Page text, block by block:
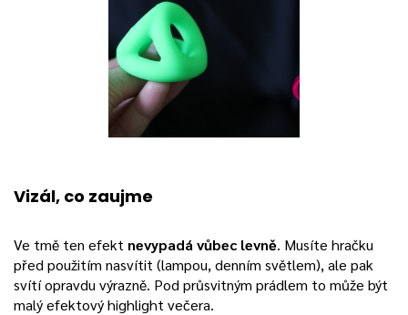
Vizál, co zaujme
Ve tmě ten efekt nevypadá vůbec levně. Musíte hračku
před použitím nasvítit (lampou, denním světlem), ale pak
svítí opravdu výrazně. Pod průsvitným prádlem to může být
malý efektový highlight večera.